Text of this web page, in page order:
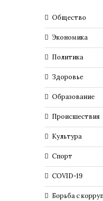
Общество
Экономика
Политика
Здоровье
Образование
Происшествия
Культура
Спорт
COVID-19
Борьба с